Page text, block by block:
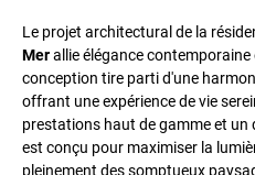
Le projet architectural de la
Merallie élégance
conception tire parti d'une
offrant une expérience de vie
prestations haut de gamme et un
est conçu pour maximiser la
pleinement des somptueux